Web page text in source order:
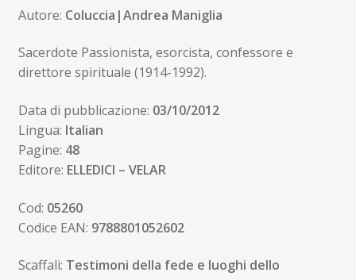
era: è:
Autore: Coluccia|Andrea Maniglia
Sacerdote Passionista, esorcista, confessore e
direttore spirituale (1914-1992).
Data di pubblicazione: 03/10/2012
Lingua: Italian
Pagine: 48
Editore: ELLEDICI – VELAR
Cod: 05260
Codice EAN: 9788801052602
Scaffali: Testimoni della fede e luoghi dello